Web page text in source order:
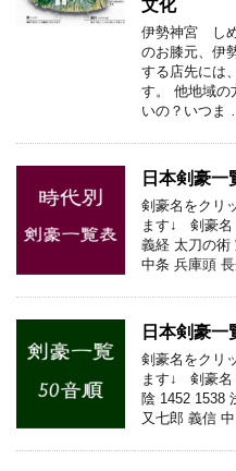
文化
伊勢神宮 し
のお膝元、伊
する店先には
す。 他地域の
いの？いつま
日本剣豪一
剣豪名をクリ
ます↓ 剣豪名
義経 太刀の術
中条 兵庫頭
日本剣豪一
剣豪名をクリ
ます↓ 剣豪名
陰 1452 1538
又七郎 義信